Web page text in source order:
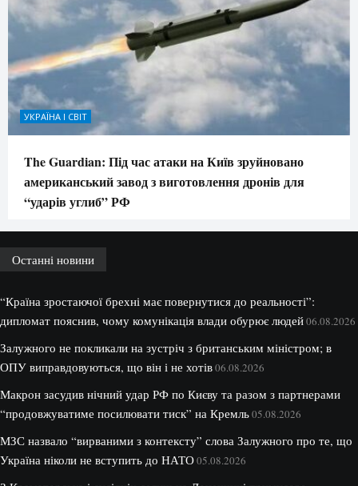
УКРАЇНА І СВІТ
The Guardian: Під час атаки на Київ зруйновано
американський завод з виготовлення дронів для
“ударів углиб” РФ
Останні новини
“Країна зростаючої брехні має повернутися до реальності”:
дипломат пояснив, чому комунікація влади обурює людей06.08.2026
Залужного не покликали на зустріч з британським міністром; в
ОПУ виправдовуються, що він і не хотів06.08.2026
Макрон засудив нічний удар РФ по Києву та разом з партнерами
“продовжуватиме посилювати тиск” на Кремль05.08.2026
МЗС назвало “вирваними з контексту” слова Залужного про те, що
Україна ніколи не вступить до НАТО05.08.2026